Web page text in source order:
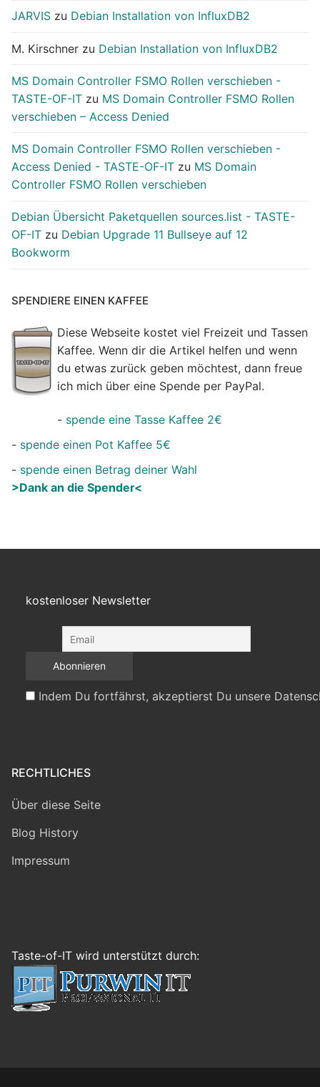
JARVIS zu Debian Installation von InfluxDB2
M. Kirschner zu Debian Installation von InfluxDB2
MS Domain Controller FSMO Rollen verschieben -
TASTE-OF-IT zu MS Domain Controller FSMO Rollen
verschieben – Access Denied
MS Domain Controller FSMO Rollen verschieben -
Access Denied - TASTE-OF-IT zu MS Domain
Controller FSMO Rollen verschieben
Debian Übersicht Paketquellen sources.list - TASTE-
OF-IT zu Debian Upgrade 11 Bullseye auf 12
Bookworm
SPENDIERE EINEN KAFFEE
Diese Webseite kostet viel Freizeit und Tassen
Kaffee. Wenn dir die Artikel helfen und wenn
du etwas zurück geben möchtest, dann freue
ich mich über eine Spende per PayPal.
- spende eine Tasse Kaffee 2€
- spende einen Pot Kaffee 5€
- spende einen Betrag deiner Wahl
>Dank an die Spender<
kostenloser Newsletter
Indem Du fortfährst, akzeptierst Du unsere
RECHTLICHES
Über diese Seite
Blog History
Impressum
Taste-of-IT wird unterstützt durch: